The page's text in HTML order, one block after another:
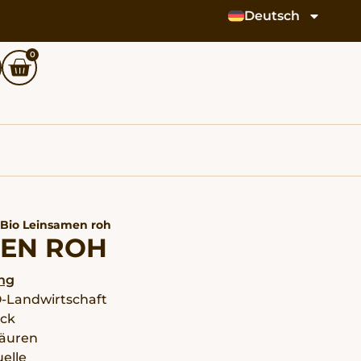
Deutsch
0
Leinsamen roh
ROH
Landwirtschaft